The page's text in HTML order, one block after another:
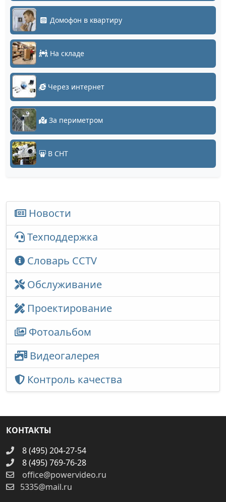
Домофон в квартиру
На складе
Через интернет
За периметром
В СНТ
Новости
Техподдержка
Словарь CCTV
Обслуживание
Проектирование
Фотоальбом
Видеогалерея
Контроль качества
КОНТАКТЫ
8 (495) 204-27-54
8 (495) 769-76-28
office@powervideo.ru
5335@mail.ru